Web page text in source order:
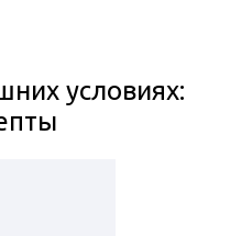
условиях: